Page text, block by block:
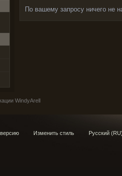
По вашему запросу ничего не
WindyArell
Изменить стиль Русский